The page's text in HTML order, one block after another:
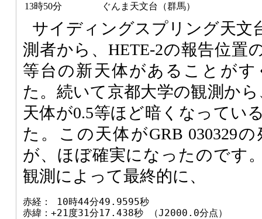
13時50分
ぐんま天文台（群馬）
サイディングスプリング天文
測者から、 HETE-2の報告位置
等台の新天体があることが
た。続いて京都大学の観測か
天体が0.5等ほど暗くなってい
た。この天体がGRB 030329
が、ほぼ確実になったのです
観測によって最終的に、
赤経： 10時44分49.9595秒
赤緯：+21度31分17.438秒 （J2000.0分点）